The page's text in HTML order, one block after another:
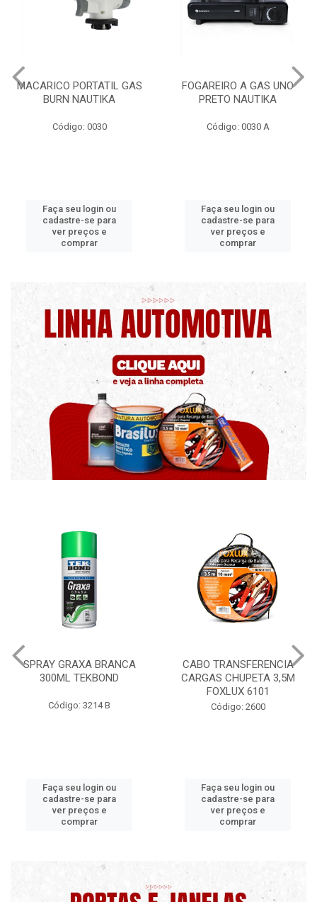
FOGAREIRO A GAS UNO
PRETO NAUTIKA
Código: 0030 A
Faça seu login ou
cadastre-se para
ver preços e
comprar
CANALETA 20X10X2M
C/DIVISORIA C/DUPLA
Código: 4990
Faça seu login ou
cadastre-se para
ver preços e
comprar
CABO TRANSFERENCIA
CARGAS CHUPETA 3,5M
Código: 2600
Faça seu login ou
cadastre-se para
ver preços e
comprar
CHAVE DE RODA TIPO CRUZ
17X19X21X23 FOX 4513
Código: 2628
Faça seu login ou
cadastre-se para
ver preços e
comprar